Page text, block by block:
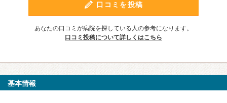
口コミを投稿
あなたの口コミが病院を探している人の参考になります。
口コミ投稿について詳しくはこちら
基本情報